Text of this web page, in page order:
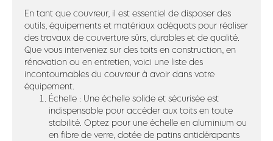
En tant que couvreur, il est essentiel de disposer des
outils, équipements et matériaux adéquats pour réaliser
des travaux de couverture sûrs, durables et de qualité.
Que vous interveniez sur des toits en construction, en
rénovation ou en entretien, voici une liste des
incontournables du couvreur à avoir dans votre
équipement.
Échelle : Une échelle solide et sécurisée est
indispensable pour accéder aux toits en toute
stabilité. Optez pour une échelle en aluminium ou
en fibre de verre, dotée de patins antidérapants